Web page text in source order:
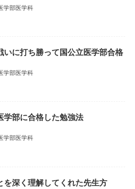
学部医学科
いに打ち勝って国公立医学部合格
学部医学科
学部に合格した勉強法
学部医学科
を深く理解してくれた先生方